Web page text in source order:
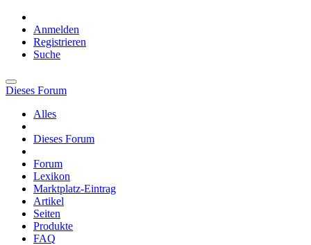
Anmelden
Registrieren
Suche
Dieses Forum
Alles
Dieses Forum
Forum
Lexikon
Marktplatz-Eintrag
Artikel
Seiten
Produkte
FAQ